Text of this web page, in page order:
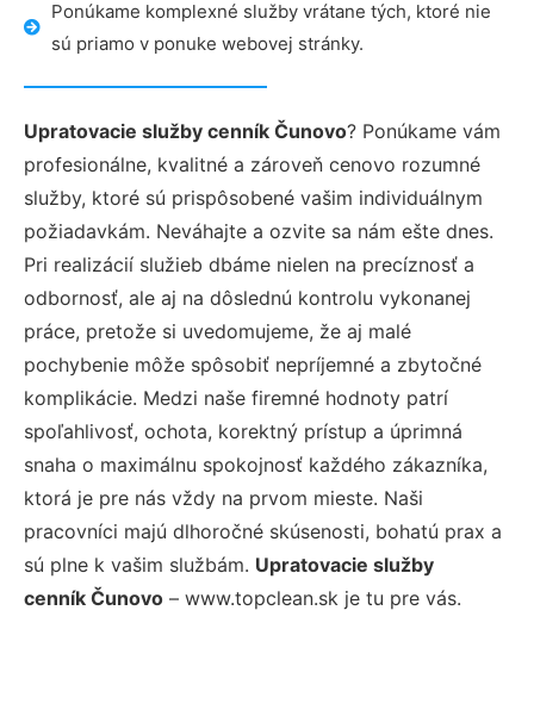
Ponúkame komplexné služby vrátane tých, ktoré nie
sú priamo v ponuke webovej stránky.
Upratovacie služby cenník Čunovo? Ponúkame vám
profesionálne, kvalitné a zároveň cenovo rozumné
služby, ktoré sú prispôsobené vašim individuálnym
požiadavkám. Neváhajte a ozvite sa nám ešte dnes.
Pri realizácií služieb dbáme nielen na precíznosť a
odbornosť, ale aj na dôslednú kontrolu vykonanej
práce, pretože si uvedomujeme, že aj malé
pochybenie môže spôsobiť nepríjemné a zbytočné
komplikácie. Medzi naše firemné hodnoty patrí
spoľahlivosť, ochota, korektný prístup a úprimná
snaha o maximálnu spokojnosť každého zákazníka,
ktorá je pre nás vždy na prvom mieste. Naši
pracovníci majú dlhoročné skúsenosti, bohatú prax a
sú plne k vašim službám. Upratovacie služby
cenník Čunovo – www.topclean.sk je tu pre vás.